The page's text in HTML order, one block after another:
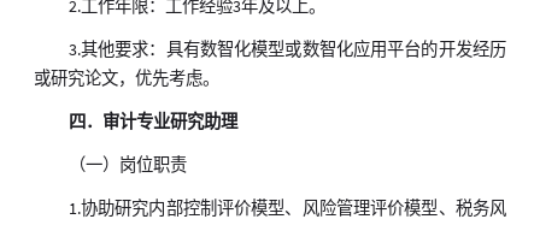
2.工作年限：工作经验3年及以上。
3.其他要求：具有数智化模型或数智化应用平台的开发经历
或研究论文，优先考虑。
四．审计专业研究助理
（一）岗位职责
1.协助研究内部控制评价模型、风险管理评价模型、税务风